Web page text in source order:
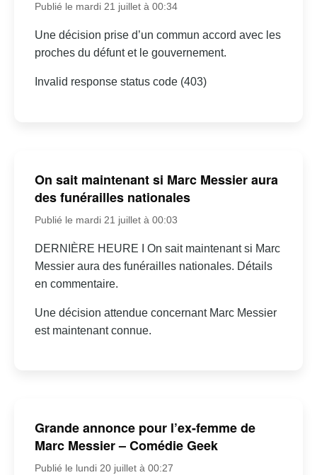
Publié le mardi 21 juillet à 00:34
Une décision prise d’un commun accord avec les
proches du défunt et le gouvernement.
Invalid response status code (403)
On sait maintenant si Marc Messier aura
des funérailles nationales
Publié le mardi 21 juillet à 00:03
DERNIÈRE HEURE I On sait maintenant si Marc
Messier aura des funérailles nationales. Détails
en commentaire.
Une décision attendue concernant Marc Messier
est maintenant connue.
Grande annonce pour l’ex-femme de
Marc Messier – Comédie Geek
Publié le lundi 20 juillet à 00:27